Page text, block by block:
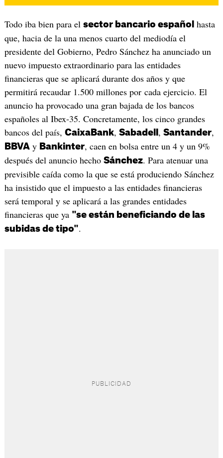
Todo iba bien para el sector bancario español hasta
que, hacia de la una menos cuarto del mediodía el
presidente del Gobierno, Pedro Sánchez ha anunciado un
nuevo impuesto extraordinario para las entidades
financieras que se aplicará durante dos años y que
permitirá recaudar 1.500 millones por cada ejercicio. El
anuncio ha provocado una gran bajada de los bancos
españoles al Ibex-35. Concretamente, los cinco grandes
bancos del país, CaixaBank, Sabadell , Santander,
BBVAy Bankinter, caen en bolsa entre un 4 y un 9%
después del anuncio hecho Sánchez. Para atenuar una
previsible caída como la que se está produciendo Sánchez
ha insistido que el impuesto a las entidades financieras
será temporal y se aplicará a las grandes entidades
financieras que ya "se están beneficiando de las
subidas de tipo".